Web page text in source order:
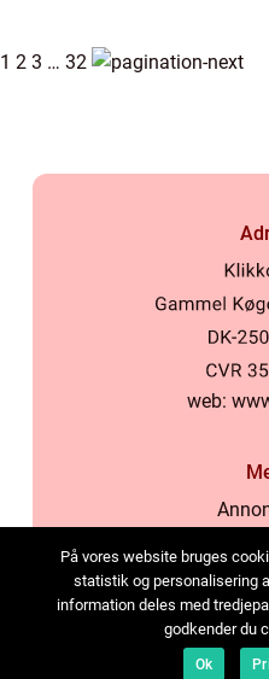
1 2 3 … 32
web:
På vores website bruges
statistik og personalisering
information deles med
godkender du
Ok